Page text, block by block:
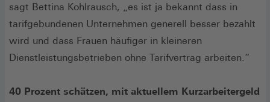
sagt Bettina Kohlrausch, „es ist ja bekannt dass in
tarifgebundenen Unternehmen generell besser bezahlt
wird und dass Frauen häufiger in kleineren
Dienstleistungsbetrieben ohne Tarifvertrag arbeiten.“
40 Prozent schätzen, mit aktuellem Kurzarbeitergeld